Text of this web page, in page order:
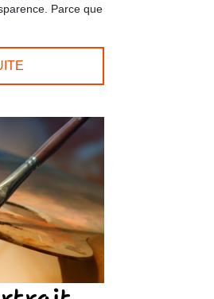
Parce que